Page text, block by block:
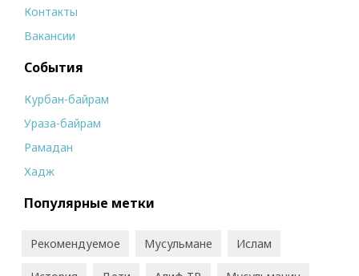
Контакты
Вакансии
События
Курбан-байрам
Ураза-байрам
Рамадан
Хадж
Популярные метки
Рекомендуемое Мусульмане Ислам